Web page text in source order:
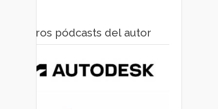
Otros pódcasts del autor